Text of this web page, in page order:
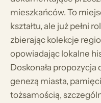
mieszkańców. To
kształtu, ale już pełni
zbierając kolekcje
opowiadając lokalne
Doskonała
genezą miasta,
tożsamością,